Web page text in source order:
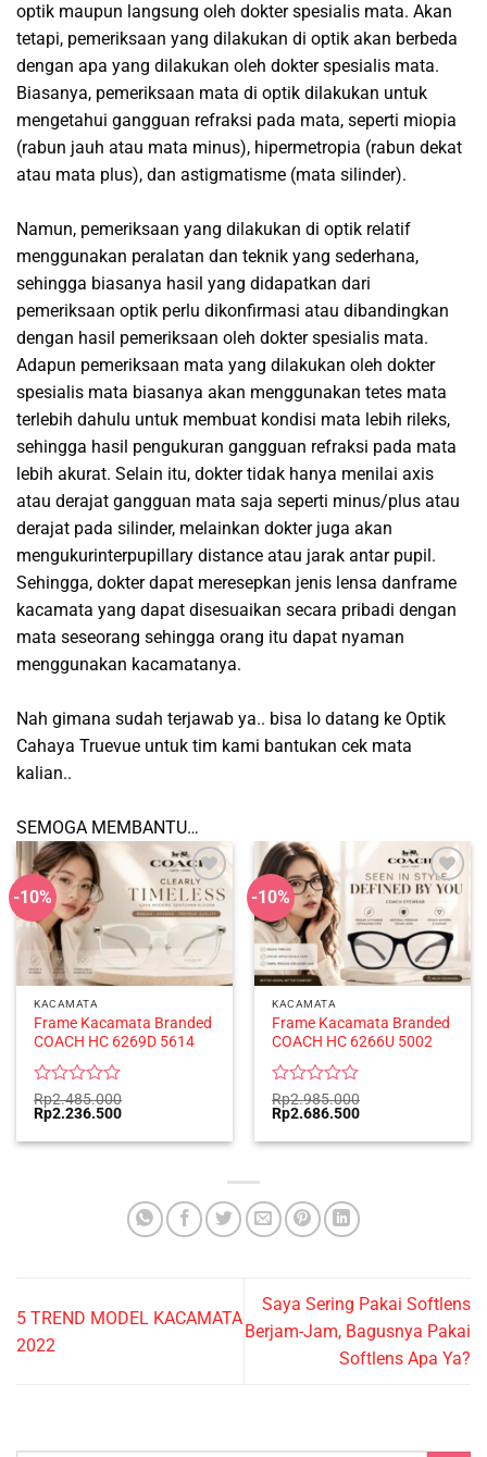
optik maupun langsung oleh dokter spesialis mata. Akan
tetapi, pemeriksaan yang dilakukan di optik akan berbeda
dengan apa yang dilakukan oleh dokter spesialis mata.
Biasanya, pemeriksaan mata di optik dilakukan untuk
mengetahui gangguan refraksi pada mata, seperti miopia
(rabun jauh atau mata minus), hipermetropia (rabun dekat
atau mata plus), dan astigmatisme (mata silinder).
Namun, pemeriksaan yang dilakukan di optik relatif
menggunakan peralatan dan teknik yang sederhana,
sehingga biasanya hasil yang didapatkan dari
pemeriksaan optik perlu dikonfirmasi atau dibandingkan
dengan hasil pemeriksaan oleh dokter spesialis mata.
Adapun pemeriksaan mata yang dilakukan oleh dokter
spesialis mata biasanya akan menggunakan tetes mata
terlebih dahulu untuk membuat kondisi mata lebih rileks,
sehingga hasil pengukuran gangguan refraksi pada mata
lebih akurat. Selain itu, dokter tidak hanya menilai axis
atau derajat gangguan mata saja seperti minus/plus atau
derajat pada silinder, melainkan dokter juga akan
mengukurinterpupillary distance atau jarak antar pupil.
Sehingga, dokter dapat meresepkan jenis lensa danframe
kacamata yang dapat disesuaikan secara pribadi dengan
mata seseorang sehingga orang itu dapat nyaman
menggunakan kacamatanya.
Nah gimana sudah terjawab ya.. bisa lo datang ke Optik
Cahaya Truevue untuk tim kami bantukan cek mata
kalian..
SEMOGA MEMBANTU…
-10%
KACAMATA
Frame Kacamata Branded
COACH HC 6269D 5614
Rated
0
of
Rp2.485.000
Original
price
was:
Rp2.236.500Current
is:
-10%
KACAMATA
Frame Kacamata Branded
COACH HC 6266U 5002
Rated
0
of
Rp2.985.000
Original
price
was:
Rp2.686.500Current
is:
5 TREND MODEL KACAMATA
2022
Saya Sering Pakai Softlens
Berjam-Jam, Bagusnya Pakai
Softlens Apa Ya?